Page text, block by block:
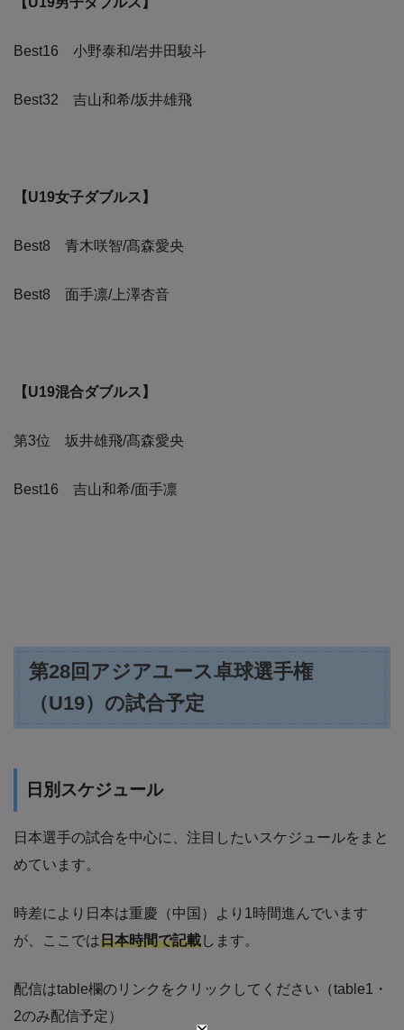
Best16 小野泰和/岩井田駿斗
Best32 吉山和希/坂井雄飛
【U19女子ダブルス】
Best8 青木咲智/髙森愛央
Best8 面手凛/上澤杏音
【U19混合ダブルス】
第3位 坂井雄飛/髙森愛央
Best16 吉山和希/面手凛
第28回アジアユース卓球選手権
（U19）の試合予定
日別スケジュール
日本選手の試合を中心に、注目したいスケジュールをまと
めています。
時差により日本は重慶（中国）より1時間進んでいます
が、ここでは日本時間で記載します。
配信はtable欄のリンクをクリックしてください（table1・
2のみ配信予定）